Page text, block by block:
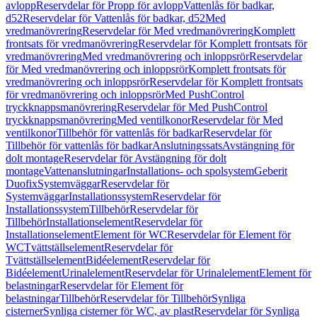
avloppReservdelar för Propp för avloppVattenlås för badkar,
d52Reservdelar för Vattenlås för badkar, d52Med
vredmanövreringReservdelar för Med vredmanövreringKomplett
frontsats för vredmanövreringReservdelar för Komplett frontsats för
vredmanövreringMed vredmanövrering och inloppsrörReservdelar
för Med vredmanövrering och inloppsrörKomplett frontsats för
vredmanövrering och inloppsrörReservdelar för Komplett frontsats
för vredmanövrering och inloppsrörMed PushControl
tryckknappsmanövreringReservdelar för Med PushControl
tryckknappsmanövreringMed ventilkonorReservdelar för Med
ventilkonorTillbehör för vattenlås för badkarReservdelar för
Tillbehör för vattenlås för badkarAnslutningssatsAvstängning för
dolt montageReservdelar för Avstängning för dolt
montageVattenanslutningarInstallations- och spolsystemGeberit
DuofixSystemväggarReservdelar för
SystemväggarInstallationssystemReservdelar för
InstallationssystemTillbehörReservdelar för
TillbehörInstallationselementReservdelar för
InstallationselementElement för WCReservdelar för Element för
WCTvättställselementReservdelar för
TvättställselementBidéelementReservdelar för
BidéelementUrinalelementReservdelar för UrinalelementElement för
belastningarReservdelar för Element för
belastningarTillbehörReservdelar för TillbehörSynliga
cisternerSynliga cisterner för WC, av plastReservdelar för Synliga